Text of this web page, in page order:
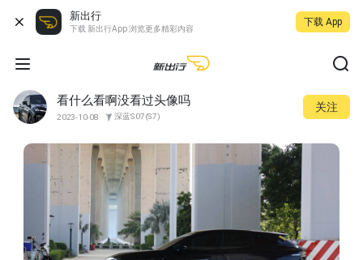
新出行
下载 新出行App 浏览更多精彩内容
下载 App
看什么看啊没看过头像吗
2023-10-08 深蓝S07(S7)
关注